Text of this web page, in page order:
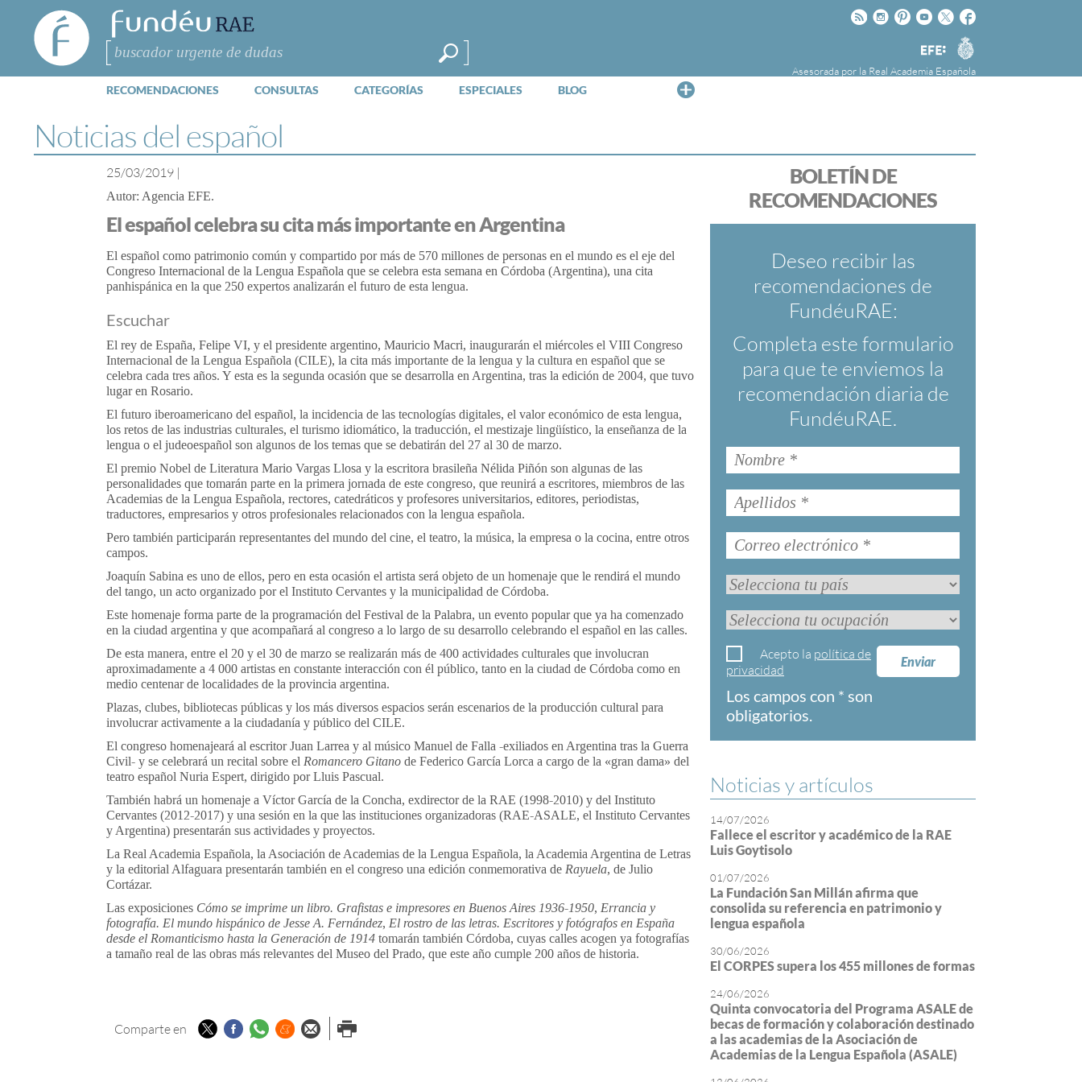
FundéuRAE
- Fundación
del Español
Urgente
Buscar
Facebook
Twitter
Youtube
Pinteres
Instagram
Rss
Agencia
EFE
Asesorada por la Real Academia Española
RECOMENDACIONES CONSULTAS CATEGORÍAS ESPECIALES BLOG
la Agencia Efe y la Real Academia Española,
cuyo objetivo es colaborar con el buen uso del
español en los medios de comunicación y en
Internet.
Noticias del español
BOLETÍN DE
RECOMENDACIONES
Deseo recibir las
recomendaciones de
FundéuRAE:
Completa este formulario
para que te enviemos la
recomendación diaria de
FundéuRAE.
Enviar
Acepto la política de
privacidad
Los campos con * son
obligatorios.
25/03/2019 |
Agencia EFE
El español celebra su cita más importante en Argentina
El español como patrimonio común y compartido por más de 570 millones de personas en el mundo es el eje del
Congreso Internacional de la Lengua Española que se celebra esta semana en Córdoba (Argentina), una cita
panhispánica en la que 250 expertos analizarán el futuro de esta lengua.
Escuchar
El rey de España, Felipe VI, y el presidente argentino, Mauricio Macri, inaugurarán el miércoles el VIII Congreso
Internacional de la Lengua Española (CILE), la cita más importante de la lengua y la cultura en español que se
celebra cada tres años. Y esta es la segunda ocasión que se desarrolla en Argentina, tras la edición de 2004, que tuvo
lugar en Rosario.
El futuro iberoamericano del español, la incidencia de las tecnologías digitales, el valor económico de esta lengua,
los retos de las industrias culturales, el turismo idiomático, la traducción, el mestizaje lingüístico, la enseñanza de la
lengua o el judeoespañol son algunos de los temas que se debatirán del 27 al 30 de marzo.
El premio Nobel de Literatura Mario Vargas Llosa y la escritora brasileña Nélida Piñón son algunas de las
personalidades que tomarán parte en la primera jornada de este congreso, que reunirá a escritores, miembros de las
Academias de la Lengua Española, rectores, catedráticos y profesores universitarios, editores, periodistas,
traductores, empresarios y otros profesionales relacionados con la lengua española.
Pero también participarán representantes del mundo del cine, el teatro, la música, la empresa o la cocina, entre otros
campos.
Joaquín Sabina es uno de ellos, pero en esta ocasión el artista será objeto de un homenaje que le rendirá el mundo
del tango, un acto organizado por el Instituto Cervantes y la municipalidad de Córdoba.
Este homenaje forma parte de la programación del Festival de la Palabra, un evento popular que ya ha comenzado
en la ciudad argentina y que acompañará al congreso a lo largo de su desarrollo celebrando el español en las calles.
De esta manera, entre el 20 y el 30 de marzo se realizarán más de 400 actividades culturales que involucran
aproximadamente a 4 000 artistas en constante interacción con él público, tanto en la ciudad de Córdoba como en
medio centenar de localidades de la provincia argentina.
Plazas, clubes, bibliotecas públicas y los más diversos espacios serán escenarios de la producción cultural para
involucrar activamente a la ciudadanía y público del CILE.
El congreso homenajeará al escritor Juan Larrea y al músico Manuel de Falla -exiliados en Argentina tras la Guerra
Civil- y se celebrará un recital sobre el Romancero Gitano de Federico García Lorca a cargo de la «gran dama» del
teatro español Nuria Espert, dirigido por Lluis Pascual.
También habrá un homenaje a Víctor García de la Concha, exdirector de la RAE (1998-2010) y del Instituto
Cervantes (2012-2017) y una sesión en la que las instituciones organizadoras (RAE-ASALE, el Instituto Cervantes
y Argentina) presentarán sus actividades y proyectos.
La Real Academia Española, la Asociación de Academias de la Lengua Española, la Academia Argentina de Letras
y la editorial Alfaguara presentarán también en el congreso una edición conmemorativa de Rayuela, de Julio
Cortázar.
Las exposiciones Cómo se imprime un libro. Grafistas e impresores en Buenos Aires 1936-1950, Errancia y
fotografía. El mundo hispánico de Jesse A. Fernández, El rostro de las letras. Escritores y fotógrafos en España
desde el Romanticismo hasta la Generación de 1914 tomarán también Córdoba, cuyas calles acogen ya fotografías
a tamaño real de las obras más relevantes del Museo del Prado, que este año cumple 200 años de historia.
Comparte en TwitterFacebook
Whatsapp
Menéame
Enviar porImprimir
Noticias y artículos
14/07/2026
Fallece el escritor y académico de la RAE
Luis Goytisolo
01/07/2026
La Fundación San Millán afirma que
consolida su referencia en patrimonio y
lengua española
30/06/2026
El CORPES supera los 455 millones de formas
24/06/2026
Quinta convocatoria del Programa ASALE de
becas de formación y colaboración destinado
a las academias de la Asociación de
Academias de la Lengua Española (ASALE)